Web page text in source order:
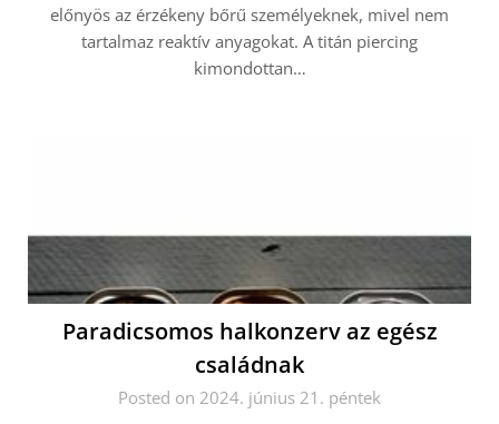
előnyös az érzékeny bőrű személyeknek, mivel nem
tartalmaz reaktív anyagokat. A titán piercing
kimondottan…
Paradicsomos halkonzerv az egész
családnak
Posted on 2024. június 21. péntek